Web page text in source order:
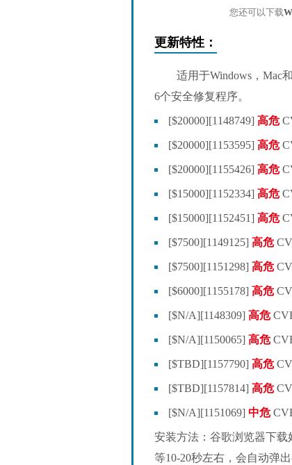
您还可以下载
更新特性：
适用于Windows，Mac
6个安全修复程序。
[$20000][1148749] 高危
[$20000][1153595] 高危
[$20000][1155426] 高危
[$15000][1152334] 高危
[$15000][1152451] 高危
[$7500][1149125] 高危
[$7500][1151298] 高危
[$6000][1155178] 高危
[$N/A][1148309] 高危
[$N/A][1150065] 高危
[$TBD][1157790] 高危
[$TBD][1157814] 高危
[$N/A][1151069] 中危
安装方法：谷歌浏览器下
等10-20秒左右，会自动弹